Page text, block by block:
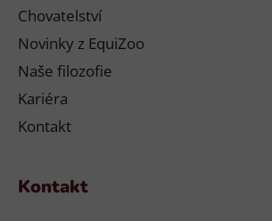
Chovatelství
Novinky z EquiZoo
Naše filozofie
Kariéra
Kontakt
Kontakt